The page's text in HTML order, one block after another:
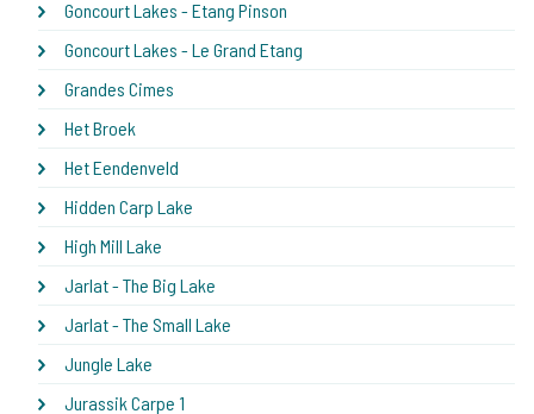
Goncourt Lakes - Etang Pinson
Goncourt Lakes - Le Grand Etang
Grandes Cimes
Het Broek
Het Eendenveld
Hidden Carp Lake
High Mill Lake
Jarlat - The Big Lake
Jarlat - The Small Lake
Jungle Lake
Jurassik Carpe 1